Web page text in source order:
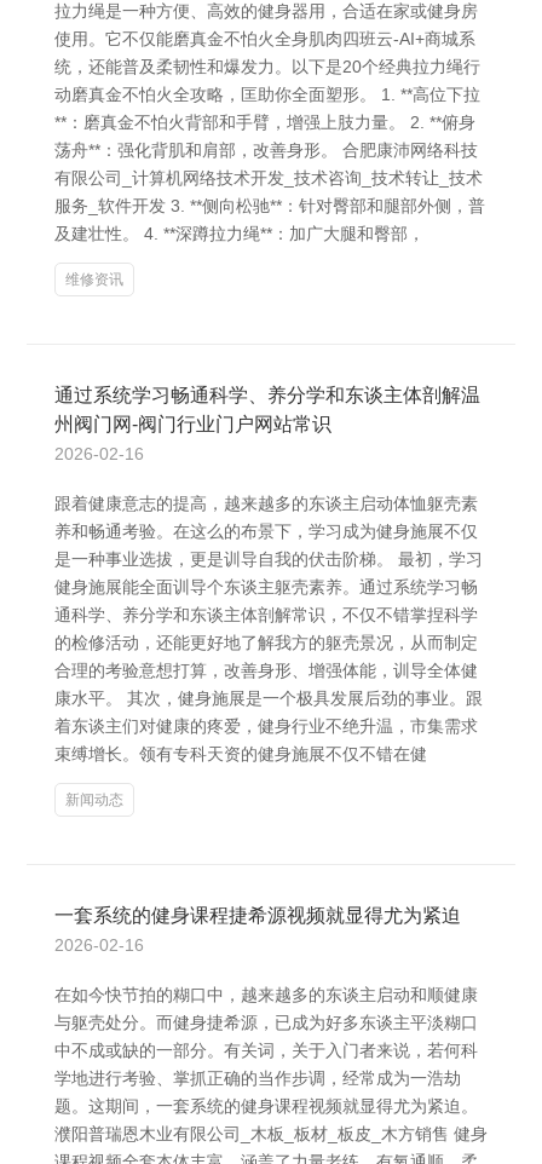
拉力绳是一种方便、高效的健身器用，合适在家或健身房
使用。它不仅能磨真金不怕火全身肌肉四班云-AI+商城系
统，还能普及柔韧性和爆发力。以下是20个经典拉力绳行
动磨真金不怕火全攻略，匡助你全面塑形。 1. **高位下拉
**：磨真金不怕火背部和手臂，增强上肢力量。 2. **俯身
荡舟**：强化背肌和肩部，改善身形。 合肥康沛网络科技
有限公司_计算机网络技术开发_技术咨询_技术转让_技术
服务_软件开发 3. **侧向松驰**：针对臀部和腿部外侧，普
及建壮性。 4. **深蹲拉力绳**：加广大腿和臀部，
维修资讯
通过系统学习畅通科学、养分学和东谈主体剖解温
州阀门网-阀门行业门户网站常识
2026-02-16
跟着健康意志的提高，越来越多的东谈主启动体恤躯壳素
养和畅通考验。在这么的布景下，学习成为健身施展不仅
是一种事业选拔，更是训导自我的伏击阶梯。 最初，学习
健身施展能全面训导个东谈主躯壳素养。通过系统学习畅
通科学、养分学和东谈主体剖解常识，不仅不错掌捏科学
的检修活动，还能更好地了解我方的躯壳景况，从而制定
合理的考验意想打算，改善身形、增强体能，训导全体健
康水平。 其次，健身施展是一个极具发展后劲的事业。跟
着东谈主们对健康的疼爱，健身行业不绝升温，市集需求
束缚增长。领有专科天资的健身施展不仅不错在健
新闻动态
一套系统的健身课程捷希源视频就显得尤为紧迫
2026-02-16
在如今快节拍的糊口中，越来越多的东谈主启动和顺健康
与躯壳处分。而健身捷希源，已成为好多东谈主平淡糊口
中不成或缺的一部分。有关词，关于入门者来说，若何科
学地进行考验、掌抓正确的当作步调，经常成为一浩劫
题。这期间，一套系统的健身课程视频就显得尤为紧迫。
濮阳普瑞恩木业有限公司_木板_板材_板皮_木方销售 健身